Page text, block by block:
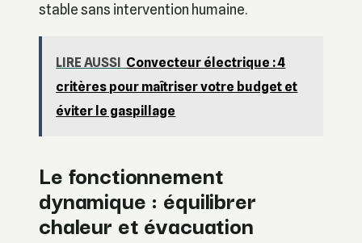
stable sans intervention humaine.
LIRE AUSSI Convecteur électrique : 4
critères pour maîtriser votre budget et
éviter le gaspillage
Le fonctionnement
dynamique : équilibrer
chaleur et évacuation